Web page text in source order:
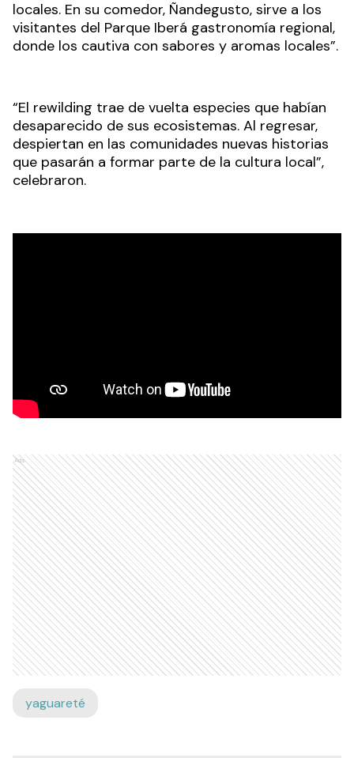
locales. En su comedor, Ñandegusto, sirve a los
visitantes del Parque Iberá gastronomía regional,
donde los cautiva con sabores y aromas locales”.
“El rewilding trae de vuelta especies que habían
desaparecido de sus ecosistemas. Al regresar,
despiertan en las comunidades nuevas historias
que pasarán a formar parte de la cultura local”,
celebraron.
Ads
yaguareté